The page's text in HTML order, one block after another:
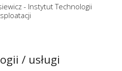
- Instytut Technologii
/ usługi